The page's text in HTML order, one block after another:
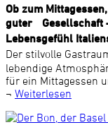
Ob zum
guter Gesellschaft
Lebensgefühl
Der stilvolle
lebendige
für ein Mittagessen
¬ Weiterlesen